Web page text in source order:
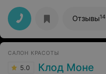
Отзывы14
САЛОН КРАСОТЫ
5.0 Клод Моне